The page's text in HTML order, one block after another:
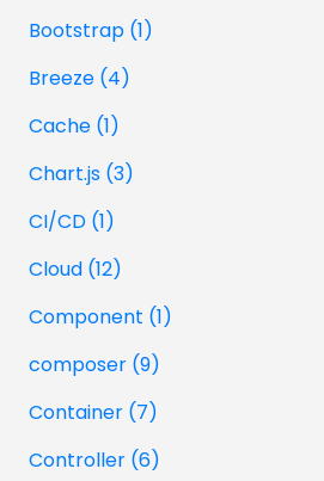
Bootstrap (1)
Breeze (4)
Cache (1)
Chart.js (3)
CI/CD (1)
Cloud (12)
Component (1)
composer (9)
Container (7)
Controller (6)